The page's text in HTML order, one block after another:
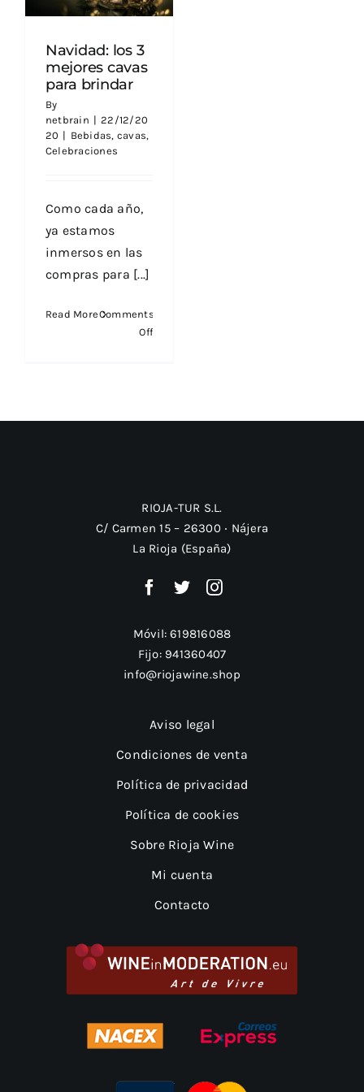
Navidad: los 3
mejores cavas
para brindar
By
netbrain | 22/12/20
20 | Bebidas, cavas,
Celebraciones
Como cada año,
ya estamos
inmersos en las
compras para [...]
Read MoreComments
Offon
cavas
RIOJA-TUR S.L.
C/ Carmen 15 – 26300 ‧ Nájera
La Rioja (España)
Móvil:619816088
Fijo: 941360407
info@riojawine.shop
Aviso legal
Condiciones de venta
Política de privacidad
Política de cookies
Sobre Rioja Wine
Mi cuenta
Contacto